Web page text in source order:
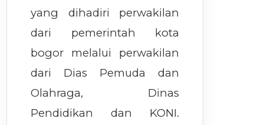
yang dihadiri perwakilan
dari pemerintah kota
bogor melalui perwakilan
dari Dias Pemuda dan
Olahraga, Dinas
Pendidikan dan KONI.